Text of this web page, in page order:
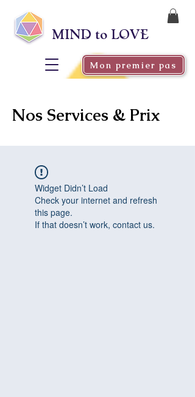
MIND to LOVE
Mon premier pas
Nos Services & Prix
Widget Didn’t Load
Check your internet and refresh
this page.
If that doesn’t work, contact us.